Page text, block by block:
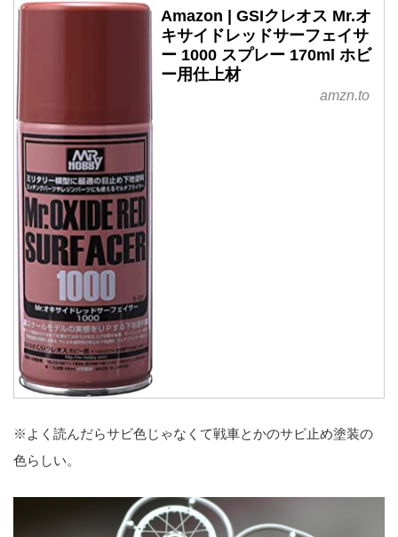
Amazon | GSIクレオス Mr.オ
キサイドレッドサーフェイサ
ー 1000 スプレー 170ml ホビ
ー用仕上材
amzn.to
※よく読んだらサビ色じゃなくて戦車とかのサビ止め塗装の
色らしい。